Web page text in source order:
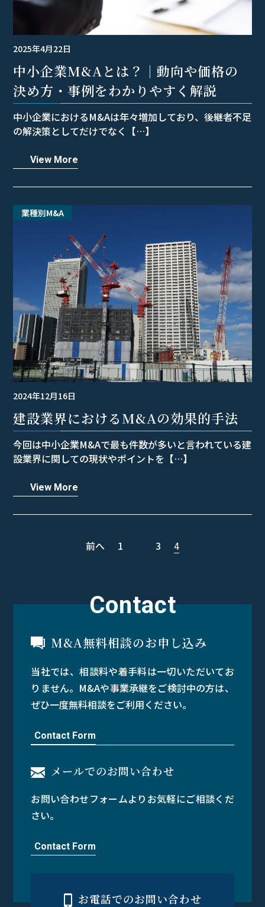
2025年4月22日
中小企業M&Aとは？｜動向や価格の
決め方・事例をわかりやすく解説
中小企業におけるM&Aは年々増加しており、後継者不足
の解決策としてだけでなく【…】
View More
業種別M&A
2024年12月16日
建設業界におけるM&Aの効果的手法
今回は中小企業M&Aで最も件数が多いと言われている建
設業界に関しての現状やポイントを【…】
View More
ペ
ジ
送
り
前へ 1 3 4
Contact
M&A無料相談のお申し込み
当社では、相談料や着手料は一切いただいてお
りません。M&Aや事業承継をご検討中の方は、
ぜひ一度無料相談をご利用ください。
Contact Form
メールでのお問い合わせ
お問い合わせフォームよりお気軽にご相談くだ
さい。
Contact Form
お電話でのお問い合わせ